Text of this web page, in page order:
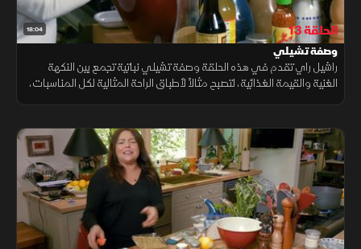
18:04 الحلقة 13
وصفة تشيلي
راشيل راي تقدم في هذه الحلقة وصفة تشيلي نباتية تجمع بين النكهة
الغنية والقيمة الغذائية، لتصبح مثالاً لأطباق الراحة المثالية لكل المناسبات،